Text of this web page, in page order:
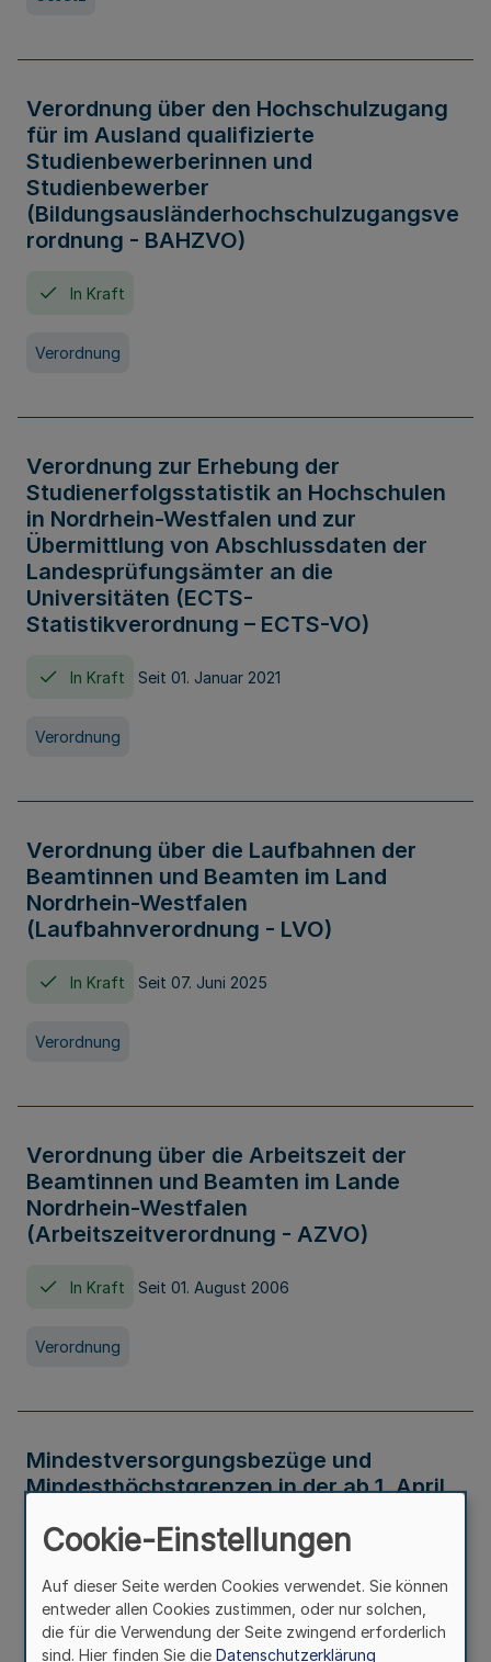
Verordnung über den Hochschulzugang
für im Ausland qualifizierte
Studienbewerberinnen und
Studienbewerber
(Bildungsausländerhochschulzugangsve
rordnung - BAHZVO)
In Kraft
Verordnung
Verordnung zur Erhebung der
Studienerfolgsstatistik an Hochschulen
in Nordrhein-Westfalen und zur
Übermittlung von Abschlussdaten der
Landesprüfungsämter an die
Universitäten (ECTS-
Statistikverordnung – ECTS-VO)
In Kraft Seit 01. Januar 2021
Verordnung
Verordnung über die Laufbahnen der
Beamtinnen und Beamten im Land
Nordrhein-Westfalen
(Laufbahnverordnung - LVO)
In Kraft Seit 07. Juni 2025
Verordnung
Verordnung über die Arbeitszeit der
Beamtinnen und Beamten im Lande
Nordrhein-Westfalen
(Arbeitszeitverordnung - AZVO)
In Kraft Seit 01. August 2006
Verordnung
Mindestversorgungsbezüge und
Mindesthöchstgrenzen in der ab 1. April
Verwaltungsvorschrift
Cookie-Einstellungen
Auf dieser Seite werden Cookies verwendet. Sie können
entweder allen Cookies zustimmen, oder nur solchen,
die für die Verwendung der Seite zwingend erforderlich
sind. Hier finden Sie die Datenschutzerklärung